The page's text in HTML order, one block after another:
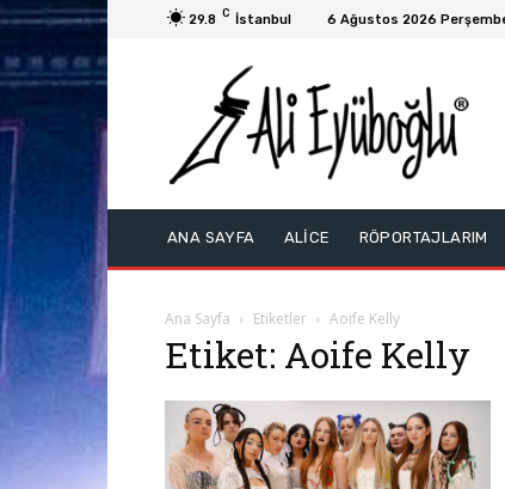
29.8 C İstanbul 6 Ağustos 2026
ANA SAYFA ALİCE RÖPORTAJLARIM
Ana Sayfa Etiketler Aoife Kelly
Etiket: Aoife Kelly